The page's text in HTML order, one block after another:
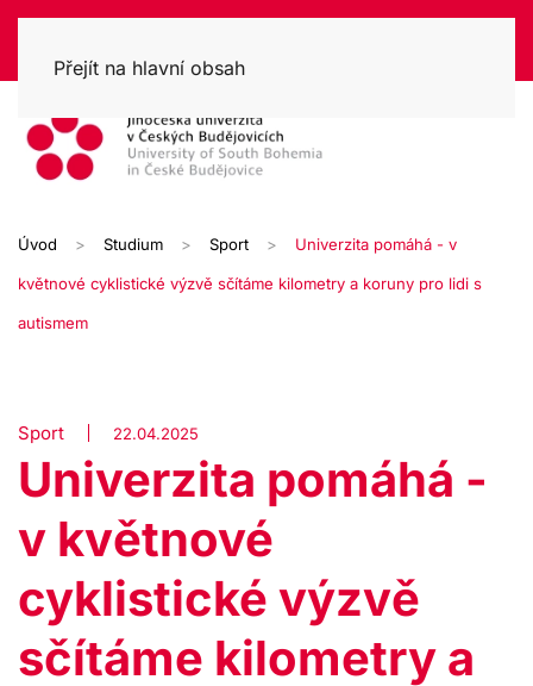
Přejít na hlavní obsah
Úvod Studium Sport Univerzita pomáhá - v
květnové cyklistické výzvě sčítáme kilometry a koruny pro lidi s
autismem
Sport 22.04.2025
Univerzita pomáhá -
v květnové
cyklistické výzvě
sčítáme kilometry a